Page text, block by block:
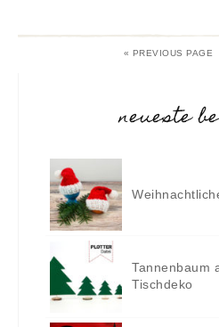
« PREVIOUS PAGE
neueste
Tannenbaum
Tischdeko